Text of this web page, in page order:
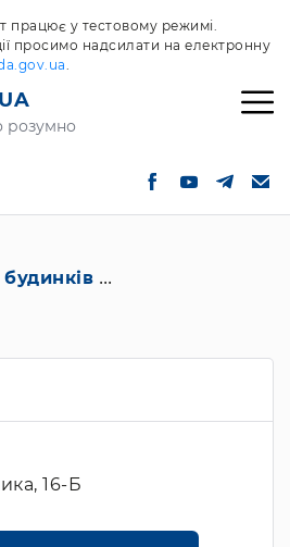
працює у тестовому режимі.
просимо надсилати на електронну
.
розумно
16-Б